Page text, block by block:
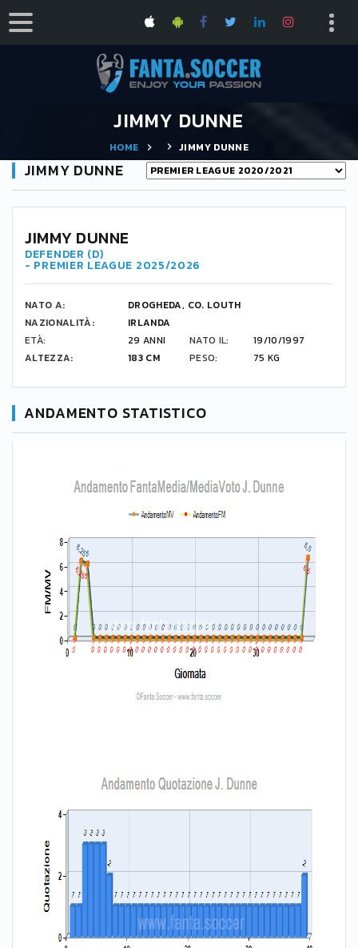
JIMMY DUNNE
HOME JIMMY DUNNE
JIMMY DUNNE
JIMMY DUNNE
DEFENDER (D)
- PREMIER LEAGUE 2025/2026
NATO A:
DROGHEDA, CO. LOUTH
NAZIONALITÀ:
IRLANDA
ETÀ:
29 ANNI NATO IL:
19/10/1997
ALTEZZA:
183 CM PESO: 75 KG
ANDAMENTO STATISTICO